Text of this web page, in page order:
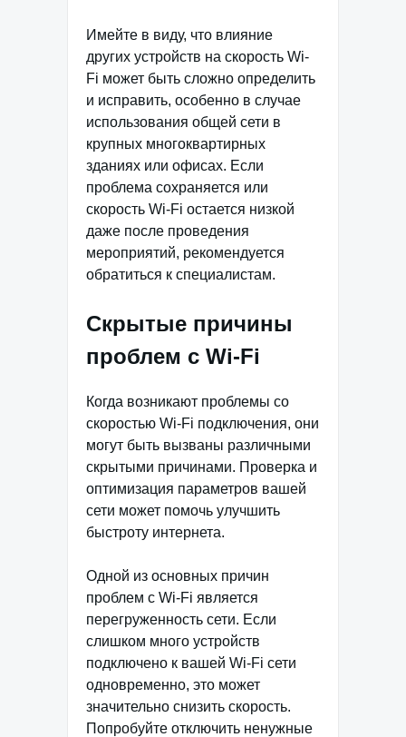
Имейте в виду, что влияние
других устройств на скорость Wi-
Fi может быть сложно определить
и исправить, особенно в случае
использования общей сети в
крупных многоквартирных
зданиях или офисах. Если
проблема сохраняется или
скорость Wi-Fi остается низкой
даже после проведения
мероприятий, рекомендуется
обратиться к специалистам.
Скрытые причины
проблем с Wi-Fi
Когда возникают проблемы со
скоростью Wi-Fi подключения, они
могут быть вызваны различными
скрытыми причинами. Проверка и
оптимизация параметров вашей
сети может помочь улучшить
быстроту интернета.
Одной из основных причин
проблем с Wi-Fi является
перегруженность сети. Если
слишком много устройств
подключено к вашей Wi-Fi сети
одновременно, это может
значительно снизить скорость.
Попробуйте отключить ненужные